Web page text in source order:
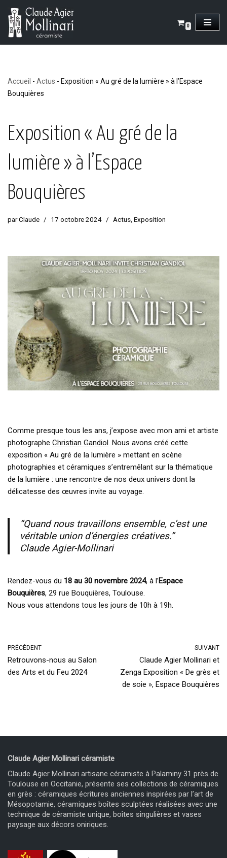
Aller
au
0
Accueil - Actus - Exposition « Au gré de la lumière » à l’Espace
Bouquières
Exposition « Au gré de la
lumière » à l’Espace
Bouquières
parClaude 17 octobre 2024 Actus Exposition
Comme presque tous les ans, j’expose avec mon ami et artiste
photographe Christian Gandiol. Nous avons créé cette
exposition « Au gré de la lumière » mettant en scène
photographies et céramiques s’entremêlant sur la thématique
de la lumière : une rencontre de nos deux univers dont la
délicatesse des œuvres invite au voyage.
“Quand nous travaillons ensemble, c’est une
véritable union d’énergies créatives.”
Claude Agier-Mollinari
Rendez-vous du 18 au 30 novembre 2024, à l’Espace
Bouquières, 29 rue Bouquières, Toulouse.
Nous vous attendons tous les jours de 10h à 19h.
PRÉCÉDENT
Retrouvons-nous au Salon
des Arts et du Feu 2024
SUIVANT
Claude Agier Mollinari et
Zenga Exposition « De grès et
de soie », Espace Bouquières
Claude Agier Mollinari céramiste
Claude Agier Mollinari artisane céramiste à Palaminy 31 près de
Toulouse en Occitanie, présente ses collections de céramiques
en grès : céramiques écritures anciennes inspirées par l’art de
Mésopotamie, céramiques boîtes sculptées réalisées avec une
technique de céramiste unique, boîtes singulières et vases
paysage aux décors oniriques.